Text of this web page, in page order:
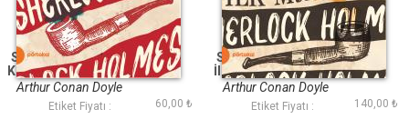
Sherlock Holmes 2-
Kızıl Dosya (Portakal
Kitap)
Arthur Conan Doyle
Etiket Fiyatı : 60,00 ₺
Sherlock Holmes 1-
İlk Macera ( Portakal
Kitap)
Arthur Conan Doyle
Etiket Fiyatı : 140,00 ₺